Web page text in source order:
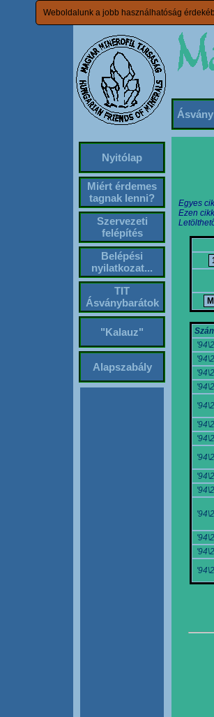
Weboldalunk a jobb használhatóság
Nyitólap
Miért érdemes
tagnak lenni?
Szervezeti
felépítés
Belépési
nyilatkozat...
TIT
Ásványbarátok
"Kalauz"
Alapszabály
Egyes
Ezen
'94\2
'94\2
'94\2
'94\2
'94\2
'94\2
'94\2
'94\2
'94\2
'94\2
'94\2
'94\2
'94\2
'94\2